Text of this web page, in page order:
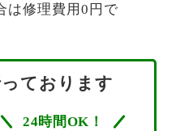
は修理費用0円で
ております
24時間OK！